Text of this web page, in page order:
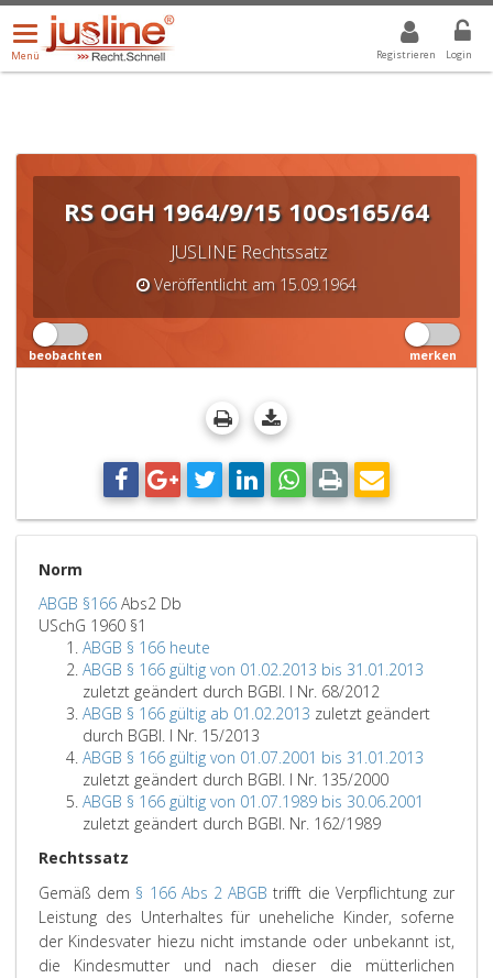
Registrieren Login
Menü
öffnen/schließen
Menü
ALLE DROPDOWN: GEWÄHLTER WERT IST ALLE
RS OGH 1964/9/15 10Os165/64
JUSLINE Rechtssatz
Veröffentlicht am 15.09.1964
beobachten merken
Norm
ABGB §166 Abs2 Db
USchG 1960 §1
ABGB § 166 heute
ABGB § 166 gültig von 01.02.2013 bis 31.01.2013
zuletzt geändert durch BGBl. I Nr. 68/2012
ABGB § 166 gültig ab 01.02.2013 zuletzt geändert
durch BGBl. I Nr. 15/2013
ABGB § 166 gültig von 01.07.2001 bis 31.01.2013
zuletzt geändert durch BGBl. I Nr. 135/2000
ABGB § 166 gültig von 01.07.1989 bis 30.06.2001
zuletzt geändert durch BGBl. Nr. 162/1989
Rechtssatz
Gemäß dem § 166 Abs 2 ABGB trifft die Verpflichtung zur
Leistung des Unterhaltes für uneheliche Kinder, soferne
der Kindesvater hiezu nicht imstande oder unbekannt ist,
die Kindesmutter und nach dieser die mütterlichen